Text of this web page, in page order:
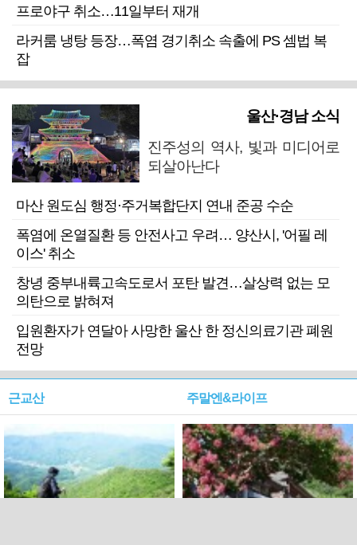
프로야구 취소…11일부터 재개
라커룸 냉탕 등장…폭염 경기취소 속출에 PS 셈법 복
잡
울산·경남 소식
진주성의 역사, 빛과 미디어로
되살아난다
마산 원도심 행정·주거복합단지 연내 준공 수순
폭염에 온열질환 등 안전사고 우려… 양산시, '어필 레
이스' 취소
창녕 중부내륙고속도로서 포탄 발견…살상력 없는 모
의탄으로 밝혀져
입원환자가 연달아 사망한 울산 한 정신의료기관 폐원
전망
근교산 주말엔&라이프